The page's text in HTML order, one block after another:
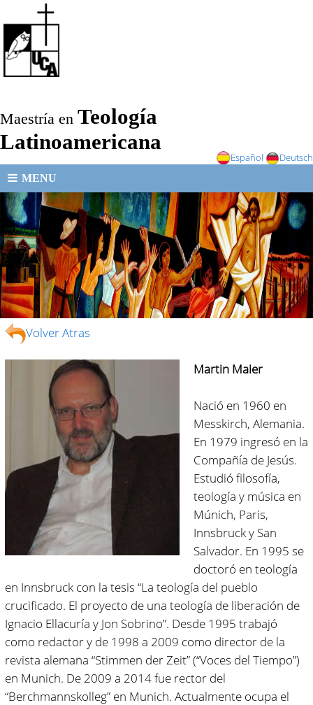
Maestría en Teología
Latinoamericana
Español Deutsch
MENU
Volver Atras
Martin Maier
Nació en 1960 en
Messkirch, Alemania.
En 1979 ingresó en la
Compañía de Jesús.
Estudió filosofía,
teología y música en
Múnich, Paris,
Innsbruck y San
Salvador. En 1995 se
doctoró en teología
en Innsbruck con la tesis “La teología del pueblo
crucificado. El proyecto de una teología de liberación de
Ignacio Ellacuría y Jon Sobrino”. Desde 1995 trabajó
como redactor y de 1998 a 2009 como director de la
revista alemana “Stimmen der Zeit” (“Voces del Tiempo”)
en Munich. De 2009 a 2014 fue rector del
“Berchmannskolleg” en Munich. Actualmente ocupa el